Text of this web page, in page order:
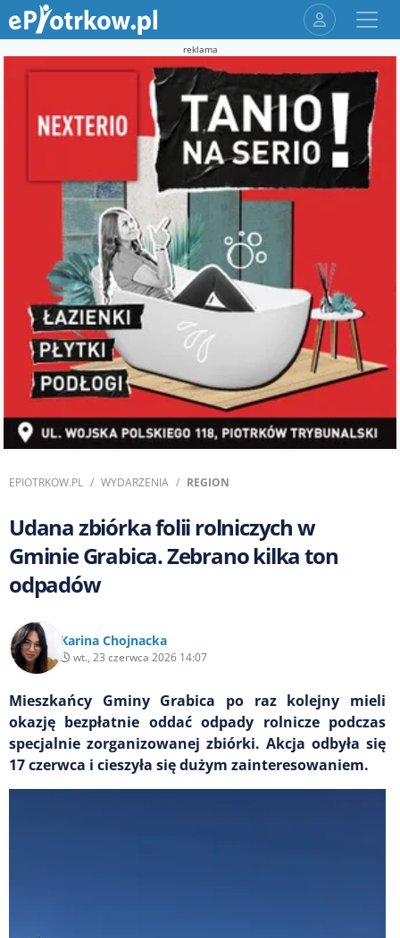
reklama
EPIOTRKOW.PL WYDARZENIA REGION
Udana zbiórka folii rolniczych w
Gminie Grabica. Zebrano kilka ton
odpadów
Karina Chojnacka
wt., 23 czerwca 2026 14:07
Mieszkańcy Gminy Grabica po raz kolejny mieli
okazję bezpłatnie oddać odpady rolnicze podczas
specjalnie zorganizowanej zbiórki. Akcja odbyła się
17 czerwca i cieszyła się dużym zainteresowaniem.